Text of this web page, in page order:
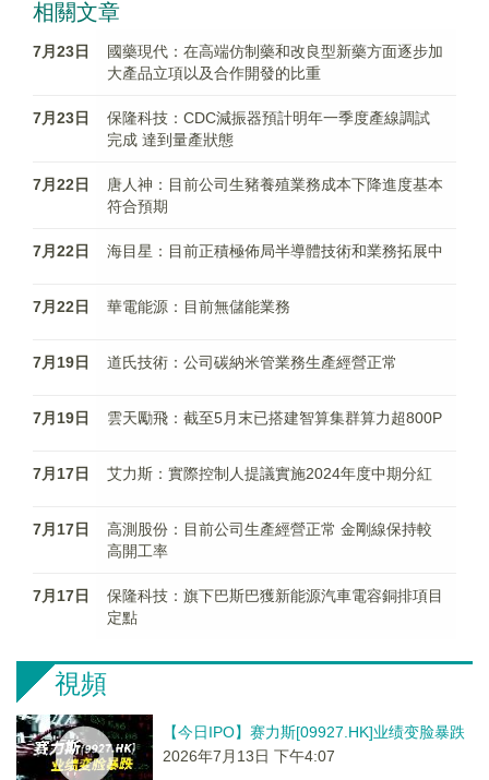
相關文章
7月23日
國藥現代：在高端仿制藥和改良型新藥方面逐步加
大產品立項以及合作開發的比重
7月23日
保隆科技：CDC減振器預計明年一季度產線調試
完成 達到量產狀態
7月22日
唐人神：目前公司生豬養殖業務成本下降進度基本
符合預期
7月22日 海目星：目前正積極佈局半導體技術和業務拓展中
7月22日 華電能源：目前無儲能業務
7月19日 道氏技術：公司碳納米管業務生產經營正常
7月19日 雲天勵飛：截至5月末已搭建智算集群算力超800P
7月17日 艾力斯：實際控制人提議實施2024年度中期分紅
7月17日
高測股份：目前公司生產經營正常 金剛線保持較
高開工率
7月17日
保隆科技：旗下巴斯巴獲新能源汽車電容銅排項目
定點
視頻
【今日IPO】赛力斯[09927.HK]业绩变脸暴跌
2026年7月13日 下午4:07